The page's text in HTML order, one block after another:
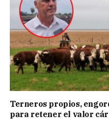
Terneros propios,
para retener el valor